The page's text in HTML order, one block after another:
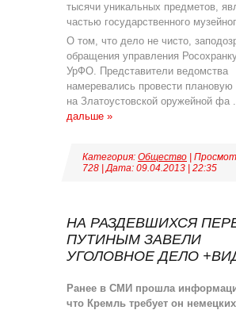
тысячи уникальных предметов,
частью государственного
О том, что дело не чисто,
обращения управления
УрФО. Представители ведомства
намеревались провести плановую
на Златоустовской оружейной фа
дальше »
Категория: Общество |
728 | Дата: 09.04.2013 22:35
НА РАЗДЕВШИХСЯ
ПУТИНЫМ ЗАВЕЛИ
УГОЛОВНОЕ ДЕЛО
Ранее в СМИ прошла
что Кремль требует он